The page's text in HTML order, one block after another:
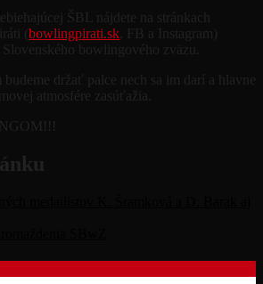
ŠBL nájdete na stránkach
(bowlingpirati.sk , FB a Instagram)
Slovenského bowlingového zväzu.
držať palce nech sa im darí a hlavne
atmosfére zasúťažia.